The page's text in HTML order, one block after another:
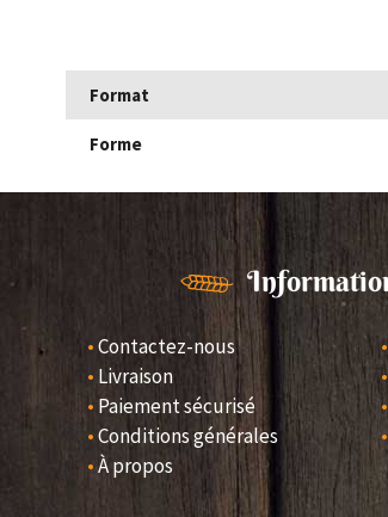
Format
Forme
Contactez-nous
Livraison
Paiement sécurisé
Conditions générales
À propos